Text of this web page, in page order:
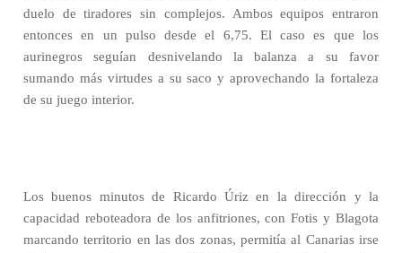
duelo de tiradores sin complejos. Ambos equipos entraron
entonces en un pulso desde el 6,75. El caso es que los
aurinegros seguían desnivelando la balanza a su favor
sumando más virtudes a su saco y aprovechando la fortaleza
de su juego interior.
Los buenos minutos de Ricardo Úriz en la dirección y la
capacidad reboteadora de los anfitriones, con Fotis y Blagota
marcando territorio en las dos zonas, permitía al Canarias irse